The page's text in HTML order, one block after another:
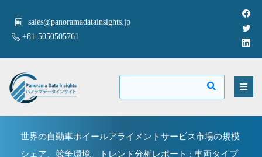
sales@panoramadatainsights.jp
+81-5050505761
世界の自動車ホイールアライメントサービス市場の規模
シェア、競争環境、トレンド分析レポート : 車両タイプ